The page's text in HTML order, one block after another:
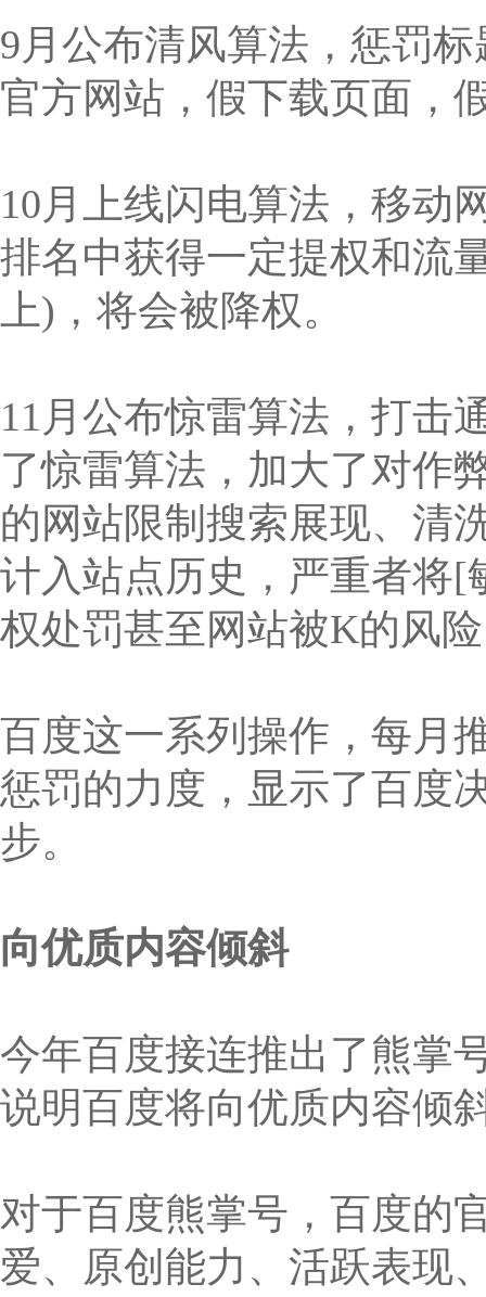
9月公布清风算法，惩罚
官方网站，假下载页面，
10月上线闪电算法，移动
排名中获得一定提权和流
上)，将会被降权。
11月公布惊雷算法，打击
了惊雷算法，加大了对作
的网站限制搜索展现、清
计入站点历史，严重者将
权处罚甚至网站被K的风
百度这一系列操作，每月
惩罚的力度，显示了百度
步。
向优质内容倾斜
今年百度接连推出了熊掌
说明百度将向优质内容倾
对于百度熊掌号，百度的
爱、原创能力、活跃表现